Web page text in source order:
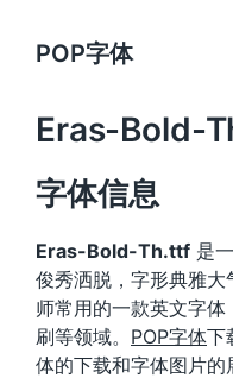
POP字体
Eras-Bold-
字体信息
Eras-Bold-Th.ttf 是
俊秀洒脱，字形典雅大
师常用的一款英文字
刷等领域。 POP字体下
体的下载和字体图片的